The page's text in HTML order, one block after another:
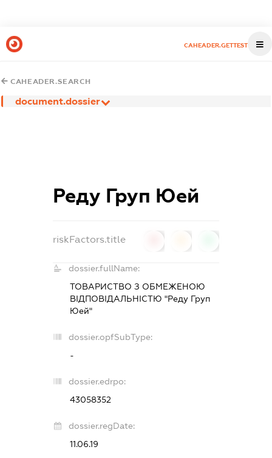
CAHEADER.GETTEST
CAHEADER.SEARCH
document.dossier
Реду Груп Юей
riskFactors.title
dossier.fullName:
ТОВАРИСТВО З ОБМЕЖЕНОЮ
ВІДПОВІДАЛЬНІСТЮ "Реду Груп
Юей"
dossier.opfSubType:
-
dossier.edrpo:
43058352
dossier.regDate:
11.06.19